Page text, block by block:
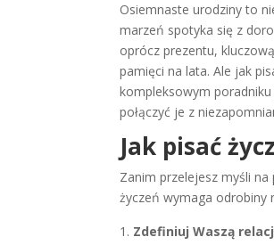
Osiemnaste urodziny to
marzeń spotyka się z
oprócz prezentu,
pamięci na lata. Ale jak
kompleksowym
połączyć je z
Jak pisać
Zanim przelejesz myśli
życzeń wymaga odrobiny
Zdefiniuj Waszą